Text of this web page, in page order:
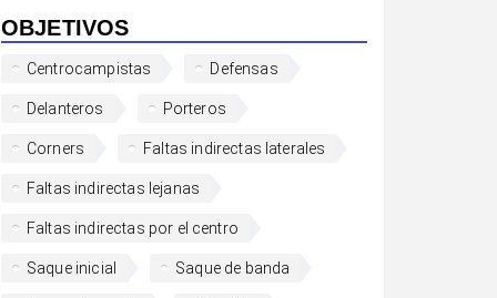
OBJETIVOS
Centrocampistas Defensas
Delanteros Porteros
Corners Faltas indirectas laterales
Faltas indirectas lejanas
Faltas indirectas por el centro
Saque inicial Saque de banda